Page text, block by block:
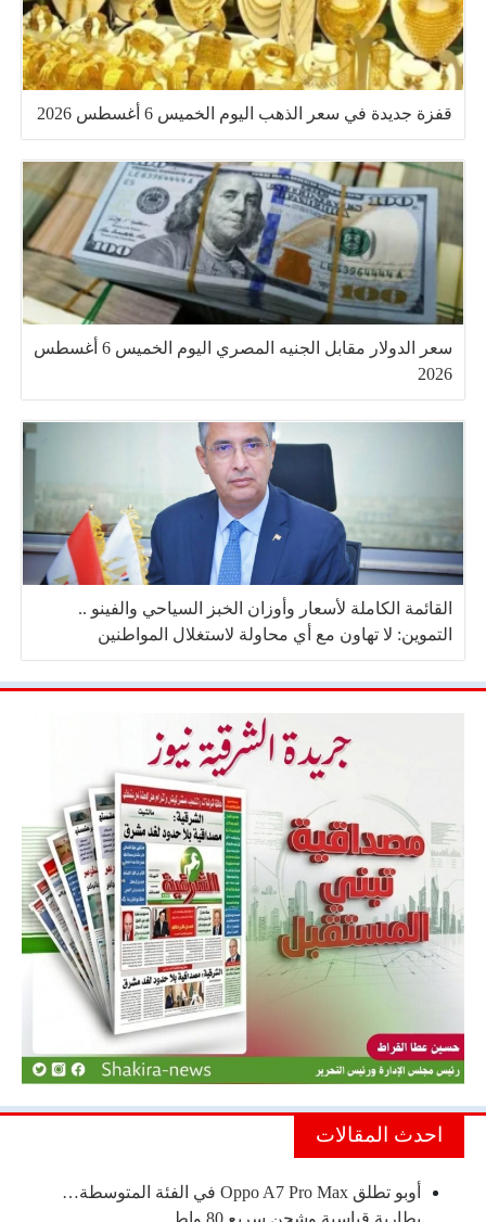
قفزة جديدة في سعر الذهب اليوم الخميس 6 أغسطس 2026
سعر الدولار مقابل الجنيه المصري اليوم الخميس 6 أغسطس
2026
القائمة الكاملة لأسعار وأوزان الخبز السياحي والفينو ..
التموين: لا تهاون مع أي محاولة لاستغلال المواطنين
احدث المقالات
أوبو تطلق Oppo A7 Pro Max في الفئة المتوسطة…
بطارية قياسية وشحن سريع 80 واط